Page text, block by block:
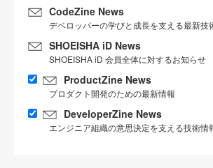
CodeZine News
デベロッパーの学びと成長を支える最新技
SHOEISHA iD News
SHOEISHA iD 会員全体に対するお知らせ
ProductZine News
プロダクト開発のための最新情報
DeveloperZine News
エンジニア組織の意思決定を支える技術情